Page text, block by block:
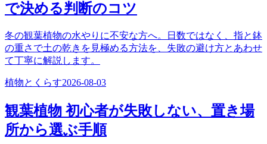
で決める判断のコツ
冬の観葉植物の水やりに不安な方へ。日数ではなく、指と鉢
の重さで土の乾きを見極める方法を、失敗の避け方とあわせ
て丁寧に解説します。
植物とくらす2026-08-03
観葉植物 初心者が失敗しない、置き場
所から選ぶ手順